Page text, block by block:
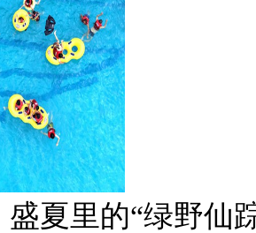
盛夏里的“绿野仙